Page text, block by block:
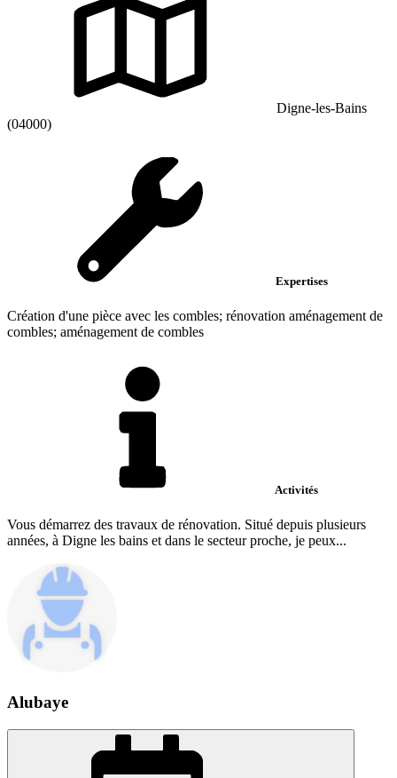
Digne-les-Bains
(04000)
Expertises
Création d'une pièce avec les combles; rénovation aménagement de
combles; aménagement de combles
Activités
Vous démarrez des travaux de rénovation. Situé depuis plusieurs
années, à Digne les bains et dans le secteur proche, je peux...
Alubaye